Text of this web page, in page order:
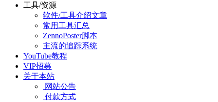
工具/资源
软件/工具介绍文章
常用工具汇总
ZennoPoster脚本
主流的追踪系统
YouTube教程
VIP招募
关于本站
网站公告
付款方式